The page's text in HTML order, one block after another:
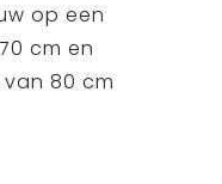
op een
cm en
80 cm